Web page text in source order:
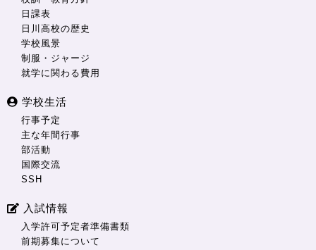
日課表
日川高校の歴史
学校風景
制服・ジャージ
就学に関わる費用
学校生活
行事予定
主な年間行事
部活動
国際交流
SSH
入試情報
入学許可予定者準備書類
前期募集について